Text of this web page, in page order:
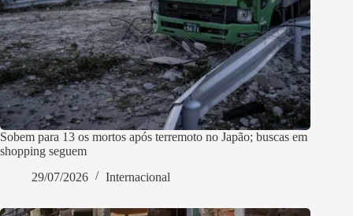
Sobem para 13 os mortos após terremoto no Japão; buscas em
shopping seguem
29/07/2026
Internacional